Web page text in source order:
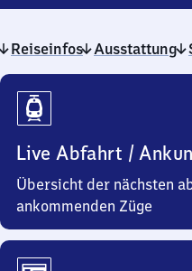
Reiseinfos Ausstattung
Reiseinfos
Live Abfahrt /
Übersicht der nächsten
ankommenden Züge